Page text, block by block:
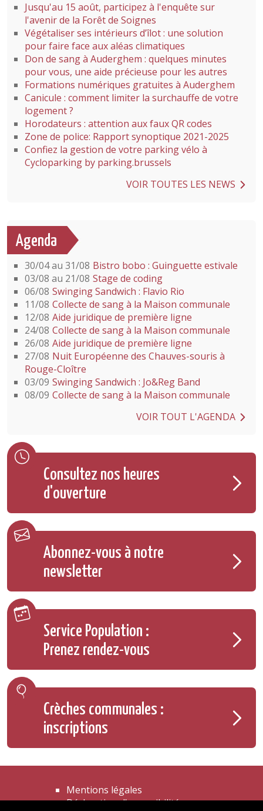
Jusqu'au 15 août, participez à l'enquête sur
l'avenir de la Forêt de Soignes
Végétaliser ses intérieurs d’îlot : une solution
pour faire face aux aléas climatiques
Don de sang à Auderghem : quelques minutes
pour vous, une aide précieuse pour les autres
Formations numériques gratuites à Auderghem
Canicule : comment limiter la surchauffe de votre
logement ?
Horodateurs : attention aux faux QR codes
Zone de police: Rapport synoptique 2021-2025
Confiez la gestion de votre parking vélo à
Cycloparking by parking.brussels
VOIR TOUTES LES NEWS
Agenda
30/04 au 31/08 Bistro bobo : Guinguette estivale
03/08 au 21/08 Stage de coding
06/08 Swinging Sandwich : Flavio Rio
11/08 Collecte de sang à la Maison communale
12/08 Aide juridique de première ligne
24/08 Collecte de sang à la Maison communale
26/08 Aide juridique de première ligne
27/08 Nuit Européenne des Chauves-souris à
Rouge-Cloître
03/09 Swinging Sandwich : Jo&Reg Band
08/09 Collecte de sang à la Maison communale
VOIR TOUT L'AGENDA
Consultez nos heures
d'ouverture
Abonnez-vous à notre
newsletter
Service Population :
Prenez rendez-vous
Crèches communales :
inscriptions
Mentions légales
Déclaration d'accessibilité